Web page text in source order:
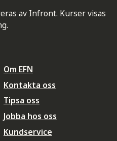
av Infront. Kurser visas
Om EFN
Kontakta oss
Tipsa oss
Jobba hos oss
Kundservice